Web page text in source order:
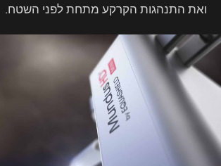
ואת התנהגות הקרקע מתחת לפני השטח.